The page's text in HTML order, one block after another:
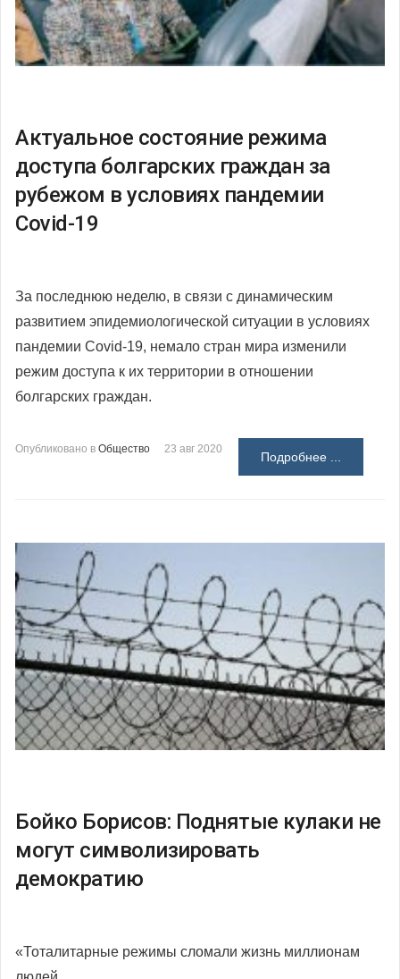
Актуальное состояние режима
доступа болгарских граждан за
рубежом в условиях пандемии
Covid-19
За последнюю неделю, в связи с динамическим
развитием эпидемиологической ситуации в условиях
пандемии Covid-19, немало стран мира изменили
режим доступа к их территории в отношении
болгарских граждан.
Опубликовано в Общество 23 авг 2020
Подробнее ...
Бойко Борисов: Поднятые кулаки не
могут символизировать
демократию
«Тоталитарные режимы сломали жизнь миллионам